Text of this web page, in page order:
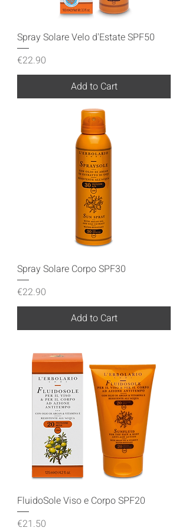
Spray Solare Velo d'Estate SPF50
Price
€22.90
Add to Cart
Spray Solare Corpo SPF30
Price
€22.90
Add to Cart
FluidoSole Viso e Corpo SPF20
Price
€21.50